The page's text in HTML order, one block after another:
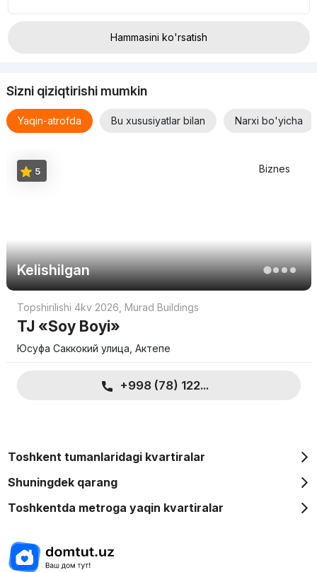
Hammasini ko'rsatish
Sizni qiziqtirishi mumkin
Yaqin-atrofda Bu xususiyatlar bilan Narxi bo'yicha
Biznes
Kelishilgan
5
Topshirilishi 4kv 2026 Murad Buildings
TJ «Soy Boyi»
Юсуфа Саккокий улица, Актепе
+998 (78) 122...
Toshkent tumanlaridagi kvartiralar
Shuningdek qarang
Toshkentda metroga yaqin kvartiralar